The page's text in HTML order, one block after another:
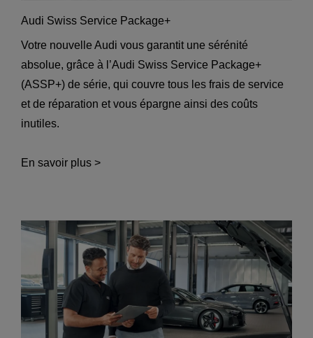
Audi Swiss Service Package+
Votre nouvelle Audi vous garantit une sérénité
absolue, grâce à l’Audi Swiss Service Package+
(ASSP+) de série, qui couvre tous les frais de service
et de réparation et vous épargne ainsi des coûts
inutiles.
En savoir plus >